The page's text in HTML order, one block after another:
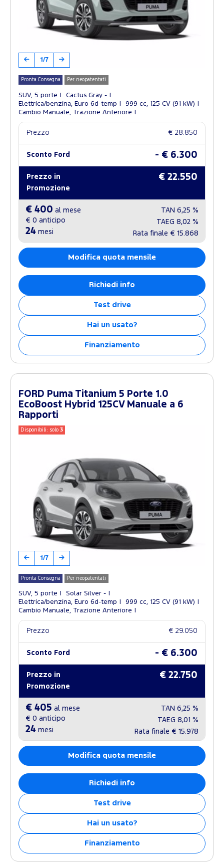
1/7
Pronta Consegna Per neopatentati
SUV, 5 porte
Cactus Gray -
Elettrica/benzina, Euro 6d-temp
999 cc, 125 CV (91 kW)
Cambio Manuale, Trazione Anteriore
Prezzo € 28.850
Sconto Ford - € 6.300
Prezzo in
Promozione
€ 22.550
€ 400 al mese
€ 0 anticipo
24 mesi
TAN 6,25 %
TAEG 8,02 %
Rata finale € 15.868
Modifica quota mensile
Richiedi info
Test drive
Hai un usato?
Finanziamento
FORD Puma Titanium 5 Porte 1.0
EcoBoost Hybrid 125CV Manuale a 6
Rapporti
Disponibili: solo3
1/7
Pronta Consegna Per neopatentati
SUV, 5 porte
Solar Silver -
Elettrica/benzina, Euro 6d-temp
999 cc, 125 CV (91 kW)
Cambio Manuale, Trazione Anteriore
Prezzo € 29.050
Sconto Ford - € 6.300
Prezzo in
Promozione
€ 22.750
€ 405 al mese
€ 0 anticipo
24 mesi
TAN 6,25 %
TAEG 8,01 %
Rata finale € 15.978
Modifica quota mensile
Richiedi info
Test drive
Hai un usato?
Finanziamento